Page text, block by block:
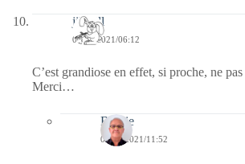
jill bill
03/12/2021/06:12
C’est grandiose en effet, si proche, ne
Merci…
Bernie
04/12/2021/11:52